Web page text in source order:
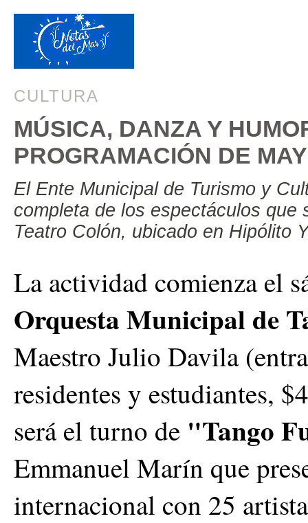
CULTURA
MÚSICA, DANZA Y
PROGRAMACIÓN DE
El Ente Municipal de Turismo y
completa de los espectáculos que
Teatro Colón, ubicado en Hipólito
La actividad comienza el
Orquesta Municipal de
Maestro Julio Davila
residentes y estudiantes,
será el turno de "Tango
Emmanuel Marín que
internacional con 25